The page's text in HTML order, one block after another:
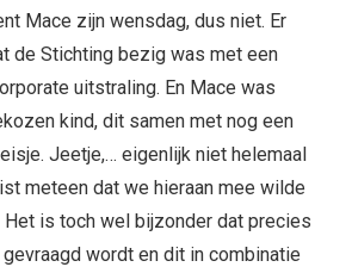
Mace zijn wensdag, dus niet. Er
de Stichting bezig was met een
uitstraling. En Mace was
kind, dit samen met nog een
Jeetje,… eigenlijk niet helemaal
meteen dat we hieraan mee wilde
Het is toch wel bijzonder dat precies
wordt en dit in combinatie